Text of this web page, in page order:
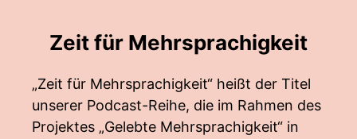
Zeit für Mehrsprachigkeit
„Zeit für Mehrsprachigkeit“ heißt der Titel
unserer Podcast-Reihe, die im Rahmen des
Projektes „Gelebte Mehrsprachigkeit“ in